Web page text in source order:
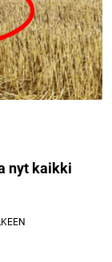
nyt kaikki